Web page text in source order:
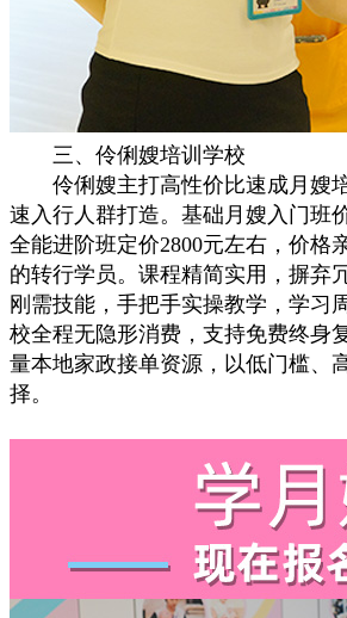
三、伶俐嫂培训学校
伶俐嫂主打高性价比速成月嫂
速入行人群打造。基础月嫂入门班
全能进阶班定价2800元左右，价格
的转行学员。课程精简实用，摒弃
刚需技能，手把手实操教学，学习
校全程无隐形消费，支持免费终身
量本地家政接单资源，以低门槛、
择。